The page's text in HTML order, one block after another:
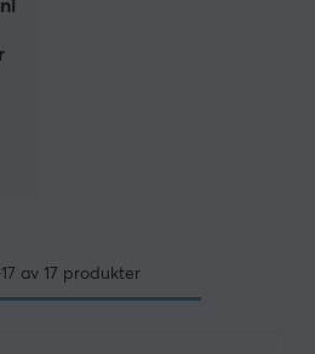
av 17 produkter